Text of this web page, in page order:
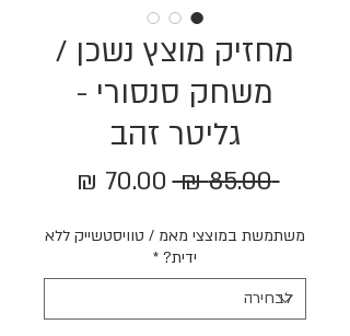
מחזיק מוצץ נשכן /
משחק סנסורי -
גליטר זהב
‏85.00 ‏₪
מחיר
משתמשת במוצצי מאמ / טוויסטשייק ללא
ידית? *